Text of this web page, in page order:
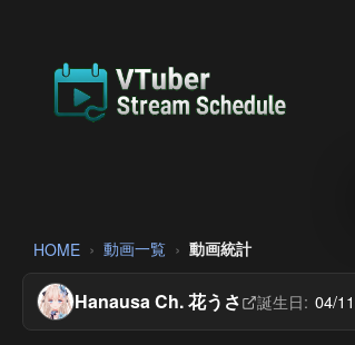
HOME 動画一覧 動画統計
Hanausa Ch. 花うさ 誕生日: 04/11